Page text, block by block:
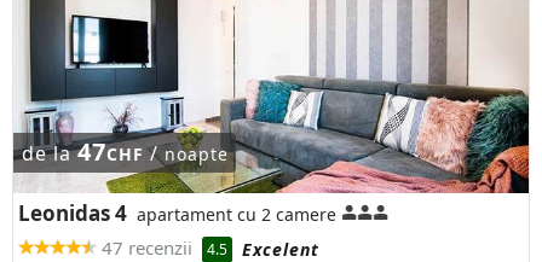
de la47CHF /noapte
Leonidas 4 apartament cu 2 camere
47 recenzii 4.5
Excelent